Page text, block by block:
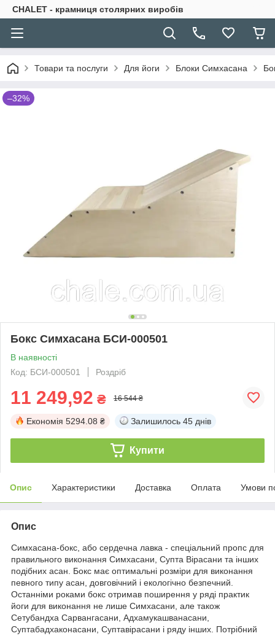
CHALET - крамниця столярних виробів
Товари та послуги Для йоги Блоки Симхасана
–32%
Бокс Симхасана БСИ-000501
В наявності
Код: БСИ-000501
Роздріб
11 249,92 ₴ 16 544 ₴
Економія 5294.08 ₴ Залишилось 45 днів
Купити
Опис Характеристики Доставка Оплата Умови
Опис
Симхасана-бокс, або сердечна лавка - спеціальний пропс для
правильного виконання Симхасани, Супта Вірасани та інших
подібних асан. Бокс має оптимальні розміри для виконання
певного типу асан, довговічний і екологічно безпечний.
Останніми роками бокс отримав поширення у ряді практик
йоги для виконання не лише Симхасани, але також
Сетубандха Сарвангасани, Адхамукашванасани,
Суптабадхаконасани, Суптавірасани і ряду інших. Потрібний